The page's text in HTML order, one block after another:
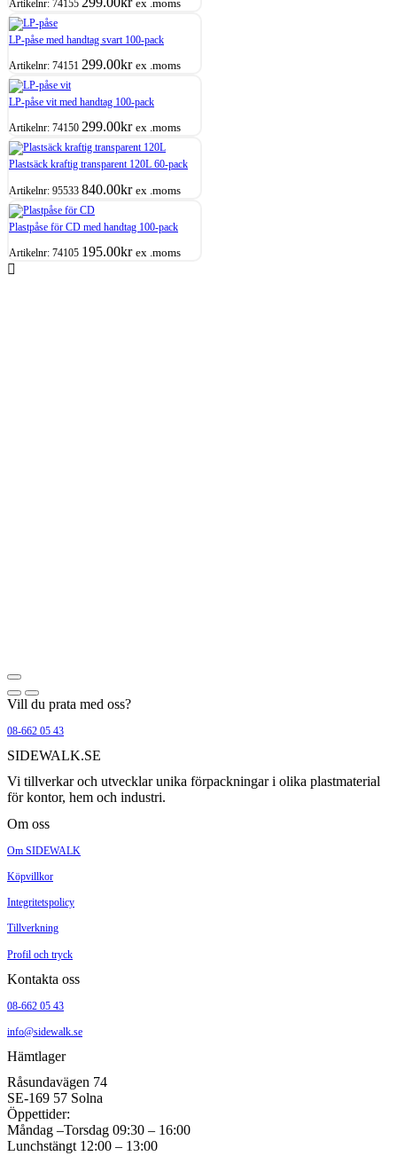
Artikelnr: 74155 ex .moms
LP-påse med handtag svart 100-pack
Artikelnr: 74151 299.00kr ex .moms
LP-påse vit med handtag 100-pack
Artikelnr: 74150 299.00kr ex .moms
Plastsäck kraftig transparent 120L 60-pack
Artikelnr: 95533 840.00kr ex .moms
Plastpåse för CD med handtag 100-pack
Artikelnr: 74105 195.00kr ex .moms
Vill du prata med oss?
08-662 05 43
SIDEWALK.SE
Vi tillverkar och utvecklar unika förpackningar i olika plastmaterial
för kontor, hem och industri.
Om oss
Om SIDEWALK
Köpvillkor
Integritetspolicy
Tillverkning
Profil och tryck
Kontakta oss
08-662 05 43
info@sidewalk.se
Hämtlager
Råsundavägen 74
SE-169 57 Solna
Öppettider:
Måndag –Torsdag 09:30 – 16:00
Lunchstängt 12:00 – 13:00